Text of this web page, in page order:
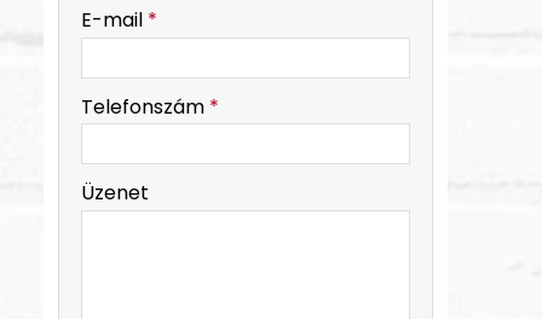
-
E-mail *
Telefonszám *
Üzenet